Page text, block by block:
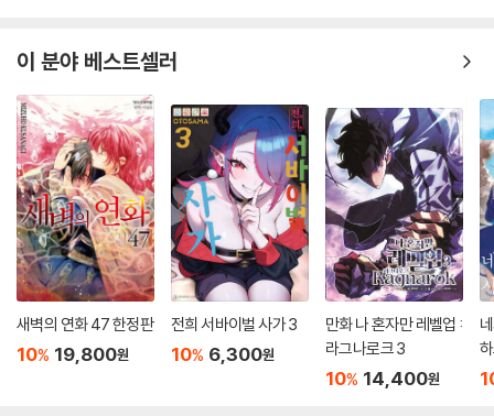
이 분야 베스트셀러
새벽의 연화 47 한정판
10% 19,800원
전희 서바이벌 사가 3
10% 6,300원
만화 나 혼자만 레벨업 :
라그나로크 3
10% 14,400원